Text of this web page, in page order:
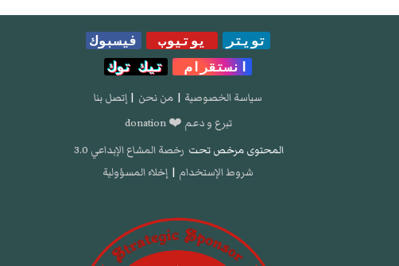
تويتر يوتيوب
فيسبوك
انستقرام
تيك توك
سياسة الخصوصية | من نحن | إتصل بنا
تبرع و دعم ❤️ donation
المحتوى مرخص تحت رخصة المشاع الإبداعي 3.0
شروط الإستخدام | إخلاء المسؤولية